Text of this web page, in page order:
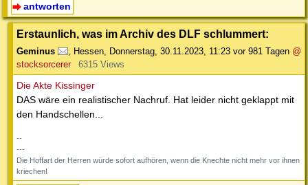
antworten
Erstaunlich, was im Archiv des DLF schlummert:
Geminus , Hessen, Donnerstag, 30.11.2023, 11:23 vor 981 Tagen @
stocksorcerer
6315 Views
Die Akte Kissinger
DAS wäre ein realistischer Nachruf. Hat leider nicht geklappt mit
den Handschellen...
--
---
Die Hoffart der Herren würde sofort aufhören, wenn die Knechte nicht mehr vor ihnen
kriechen!